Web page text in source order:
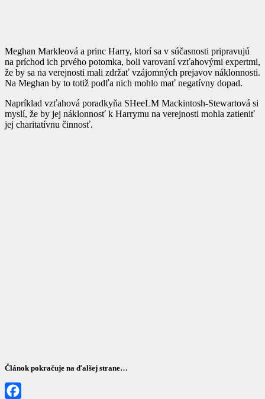
Meghan Markleová a princ Harry, ktorí sa v súčasnosti pripravujú
na príchod ich prvého potomka, boli varovaní vzťahovými expertmi,
že by sa na verejnosti mali zdržať vzájomných prejavov náklonnosti.
Na Meghan by to totiž podľa nich mohlo mať negatívny dopad.
Napríklad vzťahová poradkyňa SHeeLM Mackintosh-Stewartová si
myslí, že by jej náklonnosť k Harrymu na verejnosti mohla zatieniť
jej charitatívnu činnosť.
Článok pokračuje na ďalšej strane…